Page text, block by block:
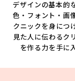
デザインの基本的
色・フォント・画
クニックを身につ
見た人に伝わるク
を作る力を手に